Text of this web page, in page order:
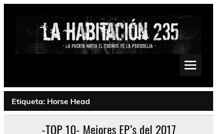
Saltar
Psychedelic, Stoner, Doom, Sludge, Fuzz, Space, Drone
Etiqueta: Horse Head
-TOP 10- Mejores EP’s del 2017